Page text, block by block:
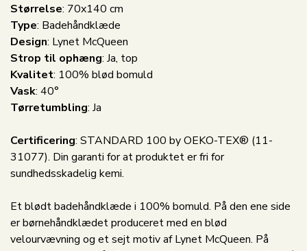
Størrelse: 70x140 cm
Type: Badehåndklæde
Design: Lynet McQueen
Strop til ophæng: Ja, top
Kvalitet: 100% blød bomuld
Vask: 40°
Tørretumbling: Ja
Certificering: STANDARD 100 by OEKO-TEX® (11-
31077). Din garanti for at produktet er fri for
sundhedsskadelig kemi.
Et blødt badehåndklæde i 100% bomuld. På den ene side
er børnehåndklædet produceret med en blød
velourvævning og et sejt motiv af Lynet McQueen. På